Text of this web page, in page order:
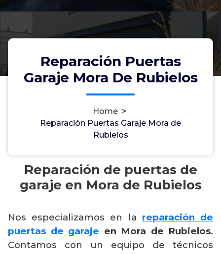
Reparación Puertas
Garaje Mora De Rubielos
Home >
Reparación Puertas Garaje Mora de
Rubielos
Reparación de puertas de
garaje en Mora de Rubielos
Nos especializamos en la reparación de
puertas de garaje en Mora de Rubielos.
Contamos con un equipo de técnicos